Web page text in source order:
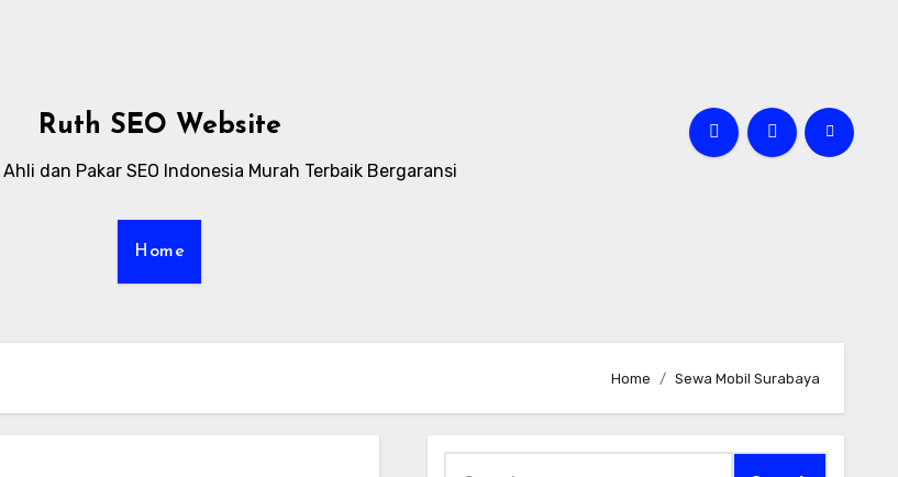
Ruth SEO Website
dan Pakar SEO Indonesia Murah Terbaik Bergaransi
Home
Home Sewa Mobil Surabaya